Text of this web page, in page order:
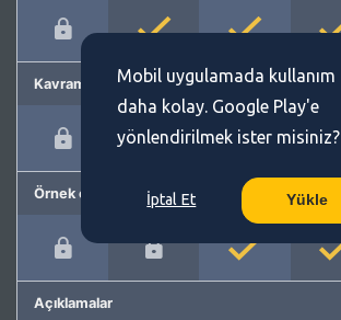
Kavram önerme
Örnek cümleler
Açıklamalar
Mobil uygulamada kullanım
daha kolay. Google Play'e
yönlendirilmek ister misiniz?
İptal Et Yükle